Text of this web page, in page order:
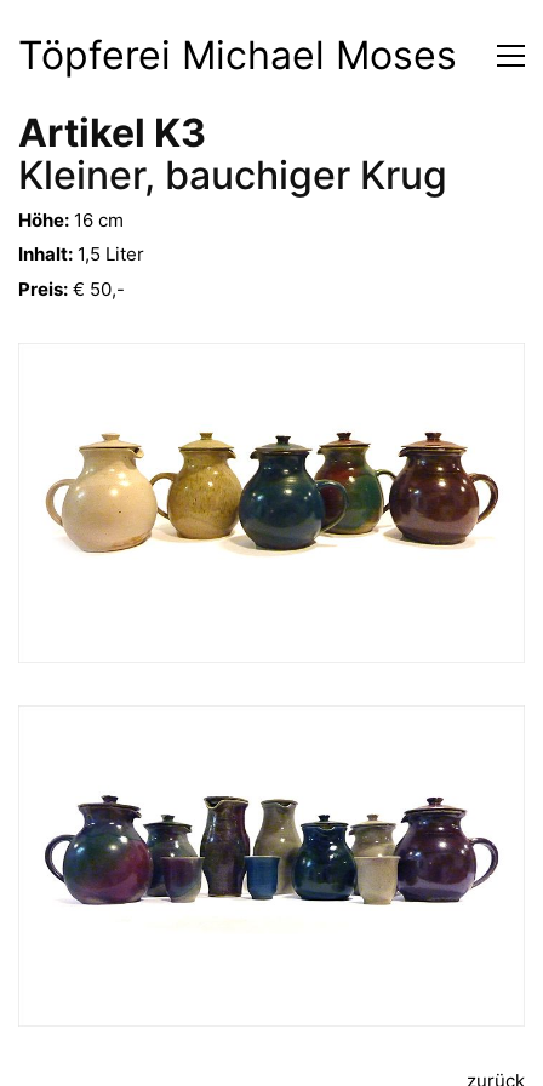
Töpferei Michael Moses
Artikel K3
Kleiner, bauchiger Krug
Höhe: 16 cm
Inhalt: 1,5 Liter
Preis: € 50,-
zurück